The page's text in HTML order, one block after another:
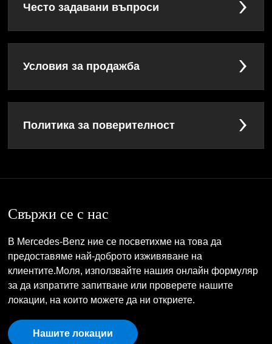
Често задавани въпроси
Условия за продажба
Политика за поверителност
Свържи се с нас
В Mercedes-Benz ние се посветихме на това да
предоставяме най-доброто изживяване на
клиентите.Моля, използвайте нашия онлайн формуляр
за да изпратите запитване или проверете нашите
локации, на които можете да ни откриете.
Нашите локации